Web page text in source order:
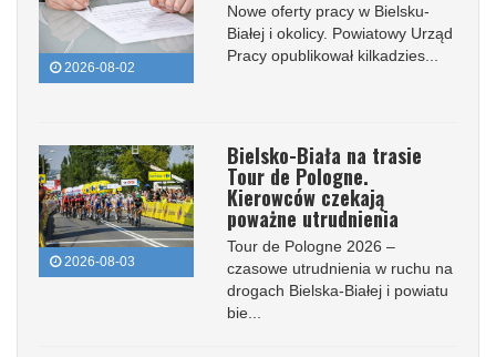
2026-08-02
Nowe oferty pracy w Bielsku-
Białej i okolicy. Powiatowy Urząd
Pracy opublikował kilkadzies...
2026-08-03
Bielsko-Biała na trasie
Tour de Pologne.
Kierowców czekają
poważne utrudnienia
Tour de Pologne 2026 –
czasowe utrudnienia w ruchu na
drogach Bielska-Białej i powiatu
bie...